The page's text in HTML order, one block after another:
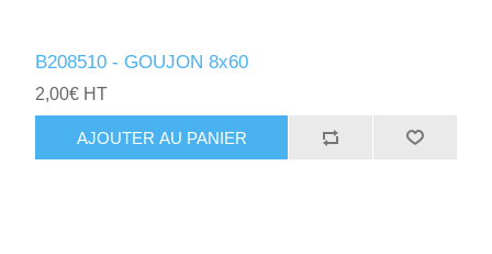
B208510 - GOUJON 8x60
2,00€ HT
AJOUTER AU PANIER